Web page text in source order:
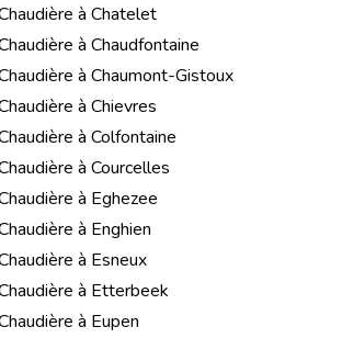
à Chatelet
à Chaudfontaine
à Chaumont-Gistoux
à Chievres
à Colfontaine
à Courcelles
à Eghezee
à Enghien
à Esneux
à Etterbeek
à Eupen